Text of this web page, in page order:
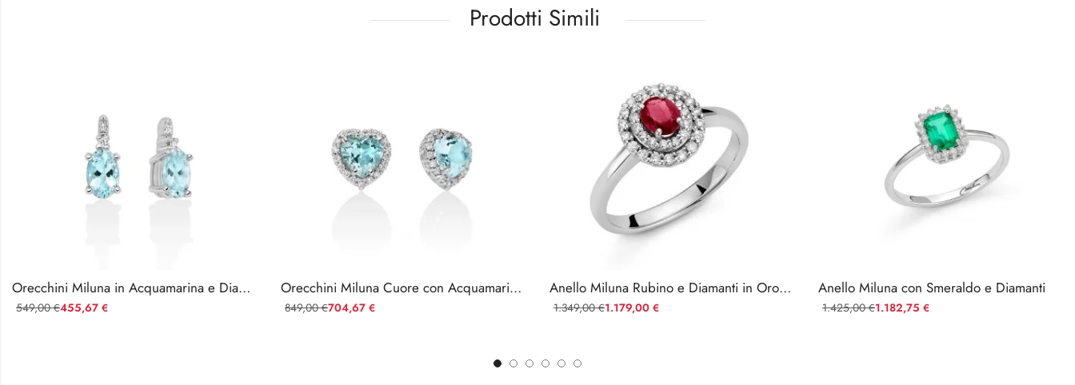
Prodotti Simili
Orecchini Miluna in Acquamarina e Diamanti
455,67 €
549,00€
Orecchini Miluna Cuore con Acquamarina e Diamanti
704,67 €
849,00€
Anello Miluna Rubino e Diamanti in Oro Bianco
1.179,00 €
1.349,00€
Anello Miluna con Smeraldo e Diamanti
1.182,75 €
1.425,00€